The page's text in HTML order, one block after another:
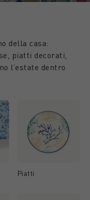
della casa:
piatti decorati,
l’estate dentro
Piatti